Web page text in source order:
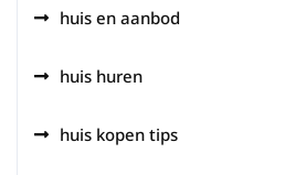
huis en aanbod
huis huren
huis kopen tips